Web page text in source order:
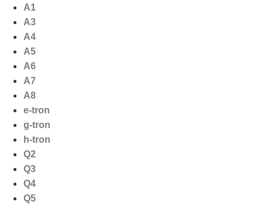
naar
inhoud
A1
A3
A4
A5
A6
A7
A8
e-tron
g-tron
h-tron
Q2
Q3
Q4
Q5